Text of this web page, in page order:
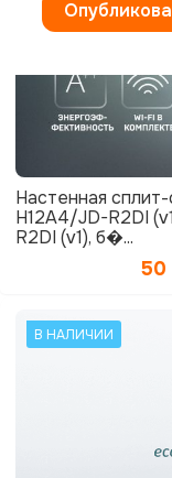
Настенная
H12A4/JD-R2DI
R2DI (v1), б�...
50
В НАЛИЧИИ